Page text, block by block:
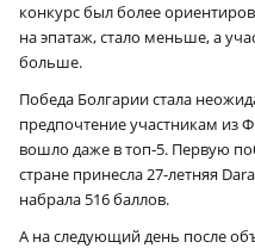
конкурс был более
на эпатаж, стало меньше, а
больше.
Победа Болгарии стала
предпочтение участникам из
вошло даже в топ‑5. Первую
стране принесла 27-летняя
набрала 516 баллов.
А на следующий день после